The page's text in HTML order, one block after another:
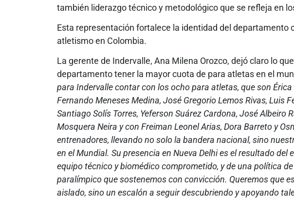
también liderazgo técnico y metodológico que se refleja en
Esta representación fortalece la identidad del departamento
atletismo en Colombia.
La gerente de Indervalle, Ana Milena Orozco, dejó claro lo
departamento tener la mayor cuota de para atletas en el
para Indervalle contar con los ocho para atletas, que son
Fernando Meneses Medina, José Gregorio Lemos Rivas, Luis
Santiago Solís Torres, Yeferson Suárez Cardona, José Albeiro
Mosquera Neira y con Freiman Leonel Arias, Dora Barreto y
entrenadores, llevando no solo la bandera nacional, sino
en el Mundial. Su presencia en Nueva Delhi es el resultado del
equipo técnico y biomédico comprometido, y de una política
paralímpico que sostenemos con convicción. Queremos que
aislado, sino un escalón a seguir descubriendo y apoyando